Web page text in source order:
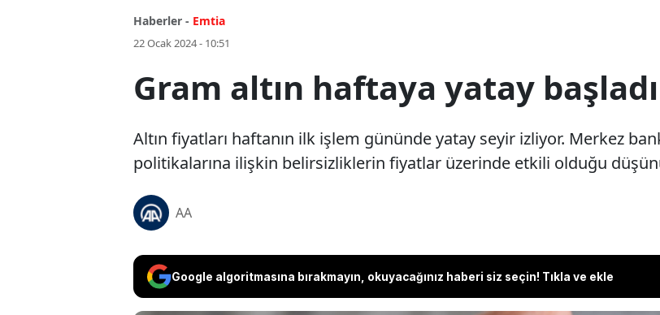
Haberler - Emtia
22 Ocak 2024 - 10:51
Gram altın haftaya yatay başladı
Altın fiyatları haftanın ilk işlem gününde yatay seyir izliyor. Merkez
politikalarına ilişkin belirsizliklerin fiyatlar üzerinde etkili olduğu
AA
Google algoritmasına bırakmayın, okuyacağınız haberi siz seçin! Tıkla ve ekle